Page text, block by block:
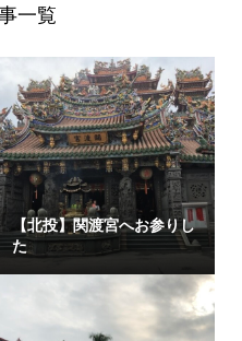
一覧
【北投】関渡宮へお参りし
た